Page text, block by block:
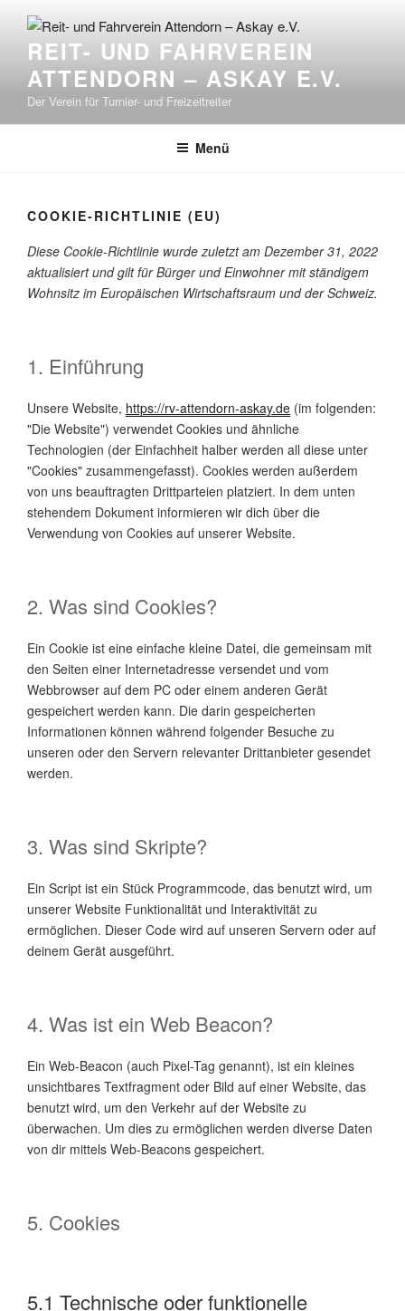
REIT- UND FAHRVEREIN
ATTENDORN – ASKAY E.V.
Der Verein für Turnier- und Freizeitreiter
Menü
COOKIE-RICHTLINIE (EU)
Diese Cookie-Richtlinie wurde zuletzt am Dezember 31, 2022
aktualisiert und gilt für Bürger und Einwohner mit ständigem
Wohnsitz im Europäischen Wirtschaftsraum und der Schweiz.
1. Einführung
Unsere Website, https://rv-attendorn-askay.de (im folgenden:
"Die Website") verwendet Cookies und ähnliche
Technologien (der Einfachheit halber werden all diese unter
"Cookies" zusammengefasst). Cookies werden außerdem
von uns beauftragten Drittparteien platziert. In dem unten
stehendem Dokument informieren wir dich über die
Verwendung von Cookies auf unserer Website.
2. Was sind Cookies?
Ein Cookie ist eine einfache kleine Datei, die gemeinsam mit
den Seiten einer Internetadresse versendet und vom
Webbrowser auf dem PC oder einem anderen Gerät
gespeichert werden kann. Die darin gespeicherten
Informationen können während folgender Besuche zu
unseren oder den Servern relevanter Drittanbieter gesendet
werden.
3. Was sind Skripte?
Ein Script ist ein Stück Programmcode, das benutzt wird, um
unserer Website Funktionalität und Interaktivität zu
ermöglichen. Dieser Code wird auf unseren Servern oder auf
deinem Gerät ausgeführt.
4. Was ist ein Web Beacon?
Ein Web-Beacon (auch Pixel-Tag genannt), ist ein kleines
unsichtbares Textfragment oder Bild auf einer Website, das
benutzt wird, um den Verkehr auf der Website zu
überwachen. Um dies zu ermöglichen werden diverse Daten
von dir mittels Web-Beacons gespeichert.
5. Cookies
5.1 Technische oder funktionelle